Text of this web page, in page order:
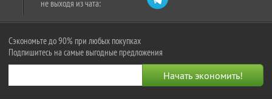
не выходя из чата:
Сэкономьте до 90% при любых покупках
Подпишитесь на самые выгодные предложения